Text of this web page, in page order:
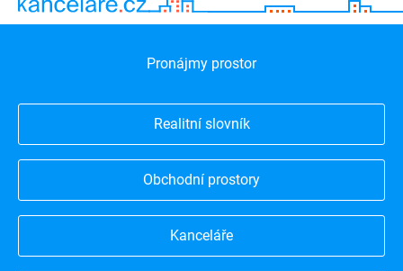
Pronájmy prostor
Realitní slovník
Obchodní prostory
Kanceláře